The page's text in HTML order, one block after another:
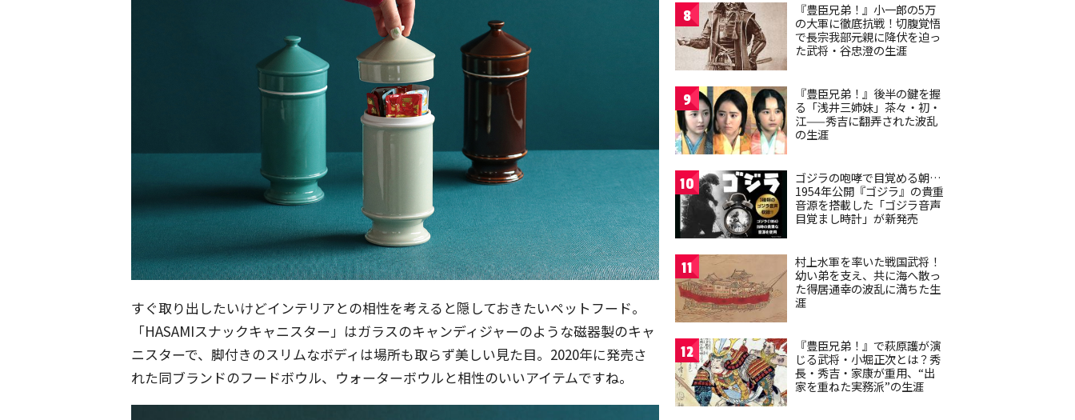
すぐ取り出したいけどインテリアとの相性を考えると隠しておきたいペットフード。
「HASAMIスナックキャニスター」はガラスのキャンディジャーのような磁器製のキャ
ニスターで、脚付きのスリムなボディは場所も取らず美しい見た目。2020年に発売さ
れた同ブランドのフードボウル、ウォーターボウルと相性のいいアイテムですね。
8
『豊臣兄弟！』小一郎の5万
の大軍に徹底抗戦！切腹覚悟
で長宗我部元親に降伏を迫っ
た武将・谷忠澄の生涯
9
『豊臣兄弟！』後半の鍵を握
る「浅井三姉妹」茶々・初・
江——秀吉に翻弄された波乱
の生涯
10
ゴジラの咆哮で目覚める朝…
1954年公開『ゴジラ』の貴重
音源を搭載した「ゴジラ音声
目覚まし時計」が新発売
11
村上水軍を率いた戦国武将！
幼い弟を支え、共に海へ散っ
た得居通幸の波乱に満ちた生
涯
12
『豊臣兄弟！』で萩原護が演
じる武将・小堀正次とは？秀
長・秀吉・家康が重用、“出
家を重ねた実務派”の生涯